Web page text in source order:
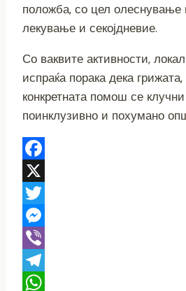
положба, со цел олеснување
лекување и секојдневие.
Со ваквите активности,
испраќа порака дека
конкретната помош се
поинклузивно и похумано
Facebook
X
Twitter
Messenger
Viber
Telegram